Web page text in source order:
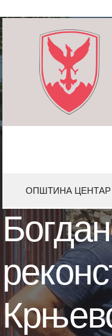
ОПШТИНА ЦЕНТАР
HOME